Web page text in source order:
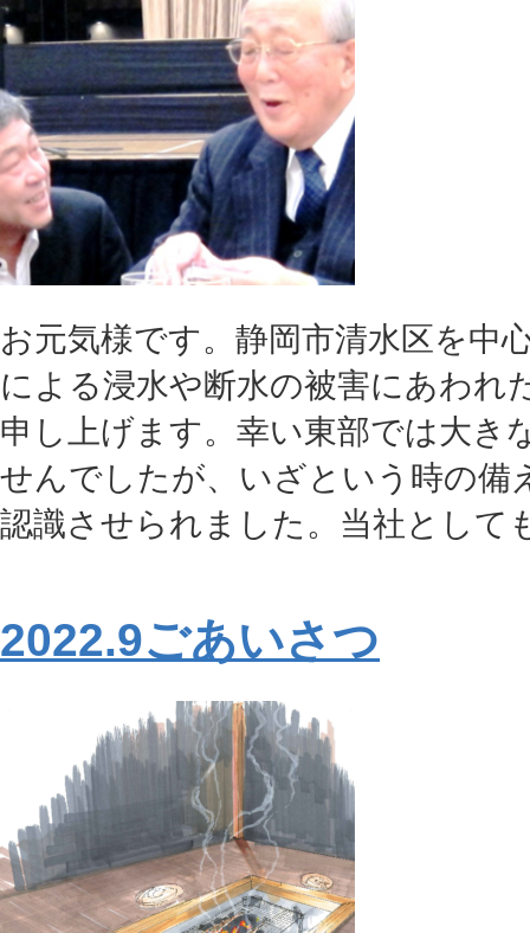
お元気様です。静岡市清水区を中
による浸水や断水の被害にあわれ
申し上げます。幸い東部では大き
せんでしたが、いざという時の備
認識させられました。当社として
2022.9ごあいさつ